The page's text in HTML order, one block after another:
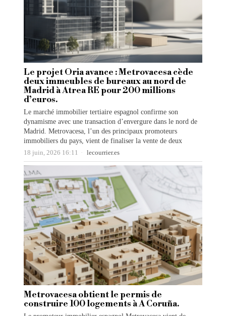
Le projet Oria avance : Metrovacesa cède
deux immeubles de bureaux au nord de
Madrid à Atrea RE pour 200 millions
d’euros.
Le marché immobilier tertiaire espagnol confirme son
dynamisme avec une transaction d’envergure dans le nord de
Madrid. Metrovacesa, l’un des principaux promoteurs
immobiliers du pays, vient de finaliser la vente de deux
18 juin, 2026 16:11 lecourrier.es
Metrovacesa obtient le permis de
construire 100 logements à A Coruña.